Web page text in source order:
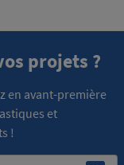
projets ?
en avant-première
et
!